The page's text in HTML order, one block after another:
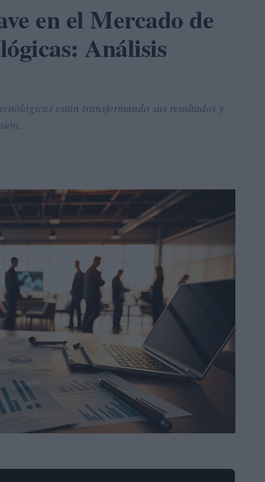
en el Mercado de
Análisis
están transformando sus resultados y